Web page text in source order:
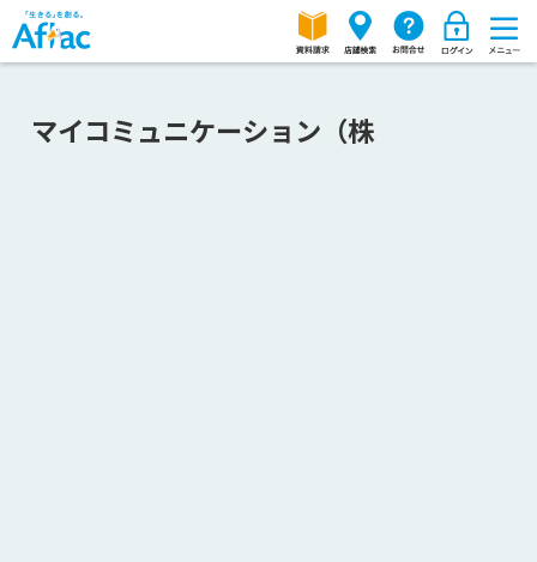
マイコミュニケーション（株